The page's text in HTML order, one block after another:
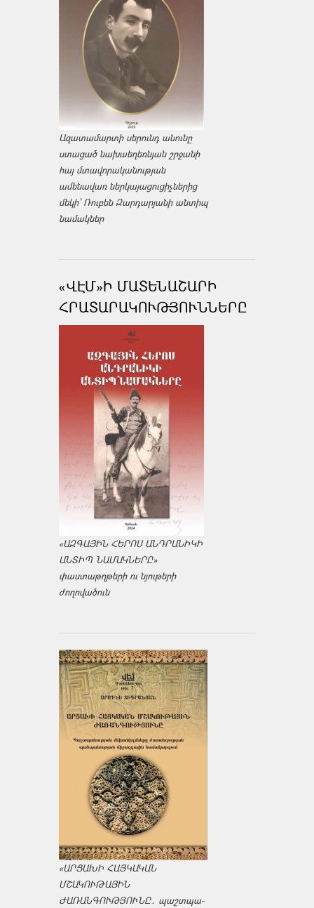
Ազատամարտի սերունդ անունը
ստացած նախաեղեռնյան շրջանի
հայ մտավորականության
ամենավառ ներկայացուցիչներից
մեկի՝ Ռուբեն Զարդարյանի անտիպ
նամակներ
«ՎԷՄ»Ի ՄԱՏԵՆԱՇԱՐԻ
ՀՐԱՏԱՐԱԿՈՒԹՅՈՒՆՆԵՐԸ
«ԱԶԳԱՅԻՆ ՀԵՐՈՍ ԱՆԴՐԱՆԻԿԻ
ԱՆՏԻՊ ՆԱՄԱԿՆԵՐԸ»
փաստաթղթերի ու նյութերի
ժողովածուն
«ԱՐՑԱԽԻ ՀԱՅԿԱԿԱՆ
ՄՇԱԿՈՒԹԱՅԻՆ
ԺԱՌԱՆԳՈՒԹՅՈՒՆԸ․ պաշտպա­